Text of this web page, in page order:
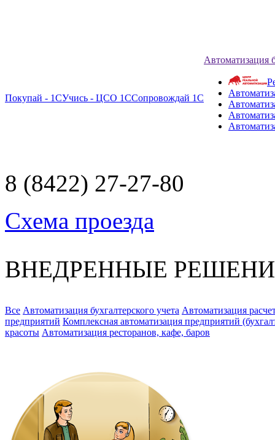
Покупай - 1СУчись - ЦСО 1ССопровождай 1С
Автоматизация
8 (8422) 27-27-80
Схема проезда
ВНЕДРЕННЫЕ
Все Автоматизация бухгалтерского учета Автоматизация
предприятий Комплексная автоматизация предприятий
красоты Автоматизация ресторанов, кафе, баров